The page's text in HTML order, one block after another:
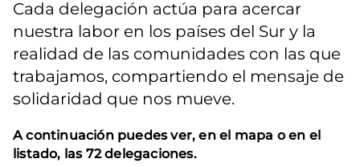
Cada delegación actúa para acercar
nuestra labor en los países del Sur y la
realidad de las comunidades con las que
trabajamos, compartiendo el mensaje de
solidaridad que nos mueve.
A continuación puedes ver, en el mapa o en el
listado, las 72 delegaciones.